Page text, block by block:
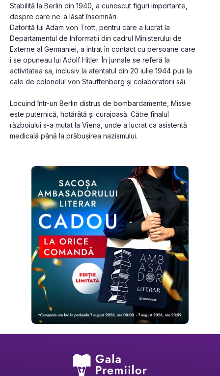
Stabilită la Berlin din 1940, a cunoscut figuri importante,
despre care ne-a lăsat însemnări.
Datorită lui Adam von Trott, pentru care a lucrat la
Departamentul de Informații din cadrul Ministerului de
Externe al Germaniei, a intrat în contact cu persoane care
i se opuneau lui Adolf Hitler. În jurnale se referă la
activitatea sa, inclusiv la atentatul din 20 iulie 1944 pus la
cale de colonelul von Stauffenberg și colaboratorii săi.
Locuind într-un Berlin distrus de bombardamente, Missie
este puternică, hotărâtă și curajoasă. Către finalul
războiului s-a mutat la Viena, unde a lucrat ca asistentă
medicală până la prăbușirea nazismului.